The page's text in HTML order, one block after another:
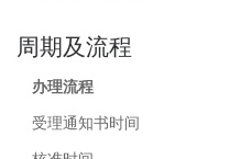
周期及流程
办理流程
受理通知书时间